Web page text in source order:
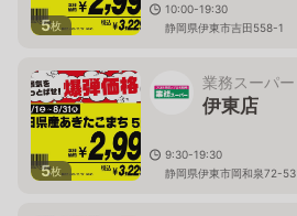
5枚
10:00-19:30
静岡県伊東市吉田558-1
5枚
業務スーパー
伊東店
9:30-19:30
静岡県伊東市岡和泉72-53